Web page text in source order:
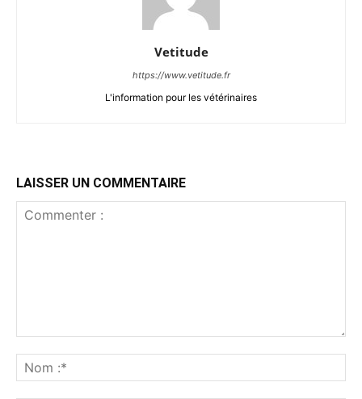
Vetitude
https://www.vetitude.fr
L'information pour les vétérinaires
LAISSER UN COMMENTAIRE